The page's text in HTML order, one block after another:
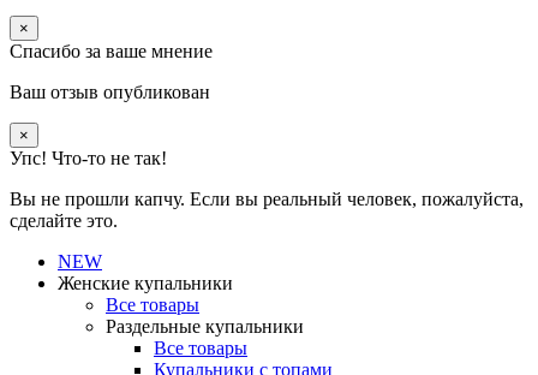
×
Спасибо за ваше мнение
Ваш отзыв опубликован
×
Упс! Что-то не так!
Вы не прошли капчу. Если вы реальный человек, пожалуйста,
сделайте это.
NEW
Женские купальники
Все товары
Раздельные купальники
Все товары
Купальники с топами